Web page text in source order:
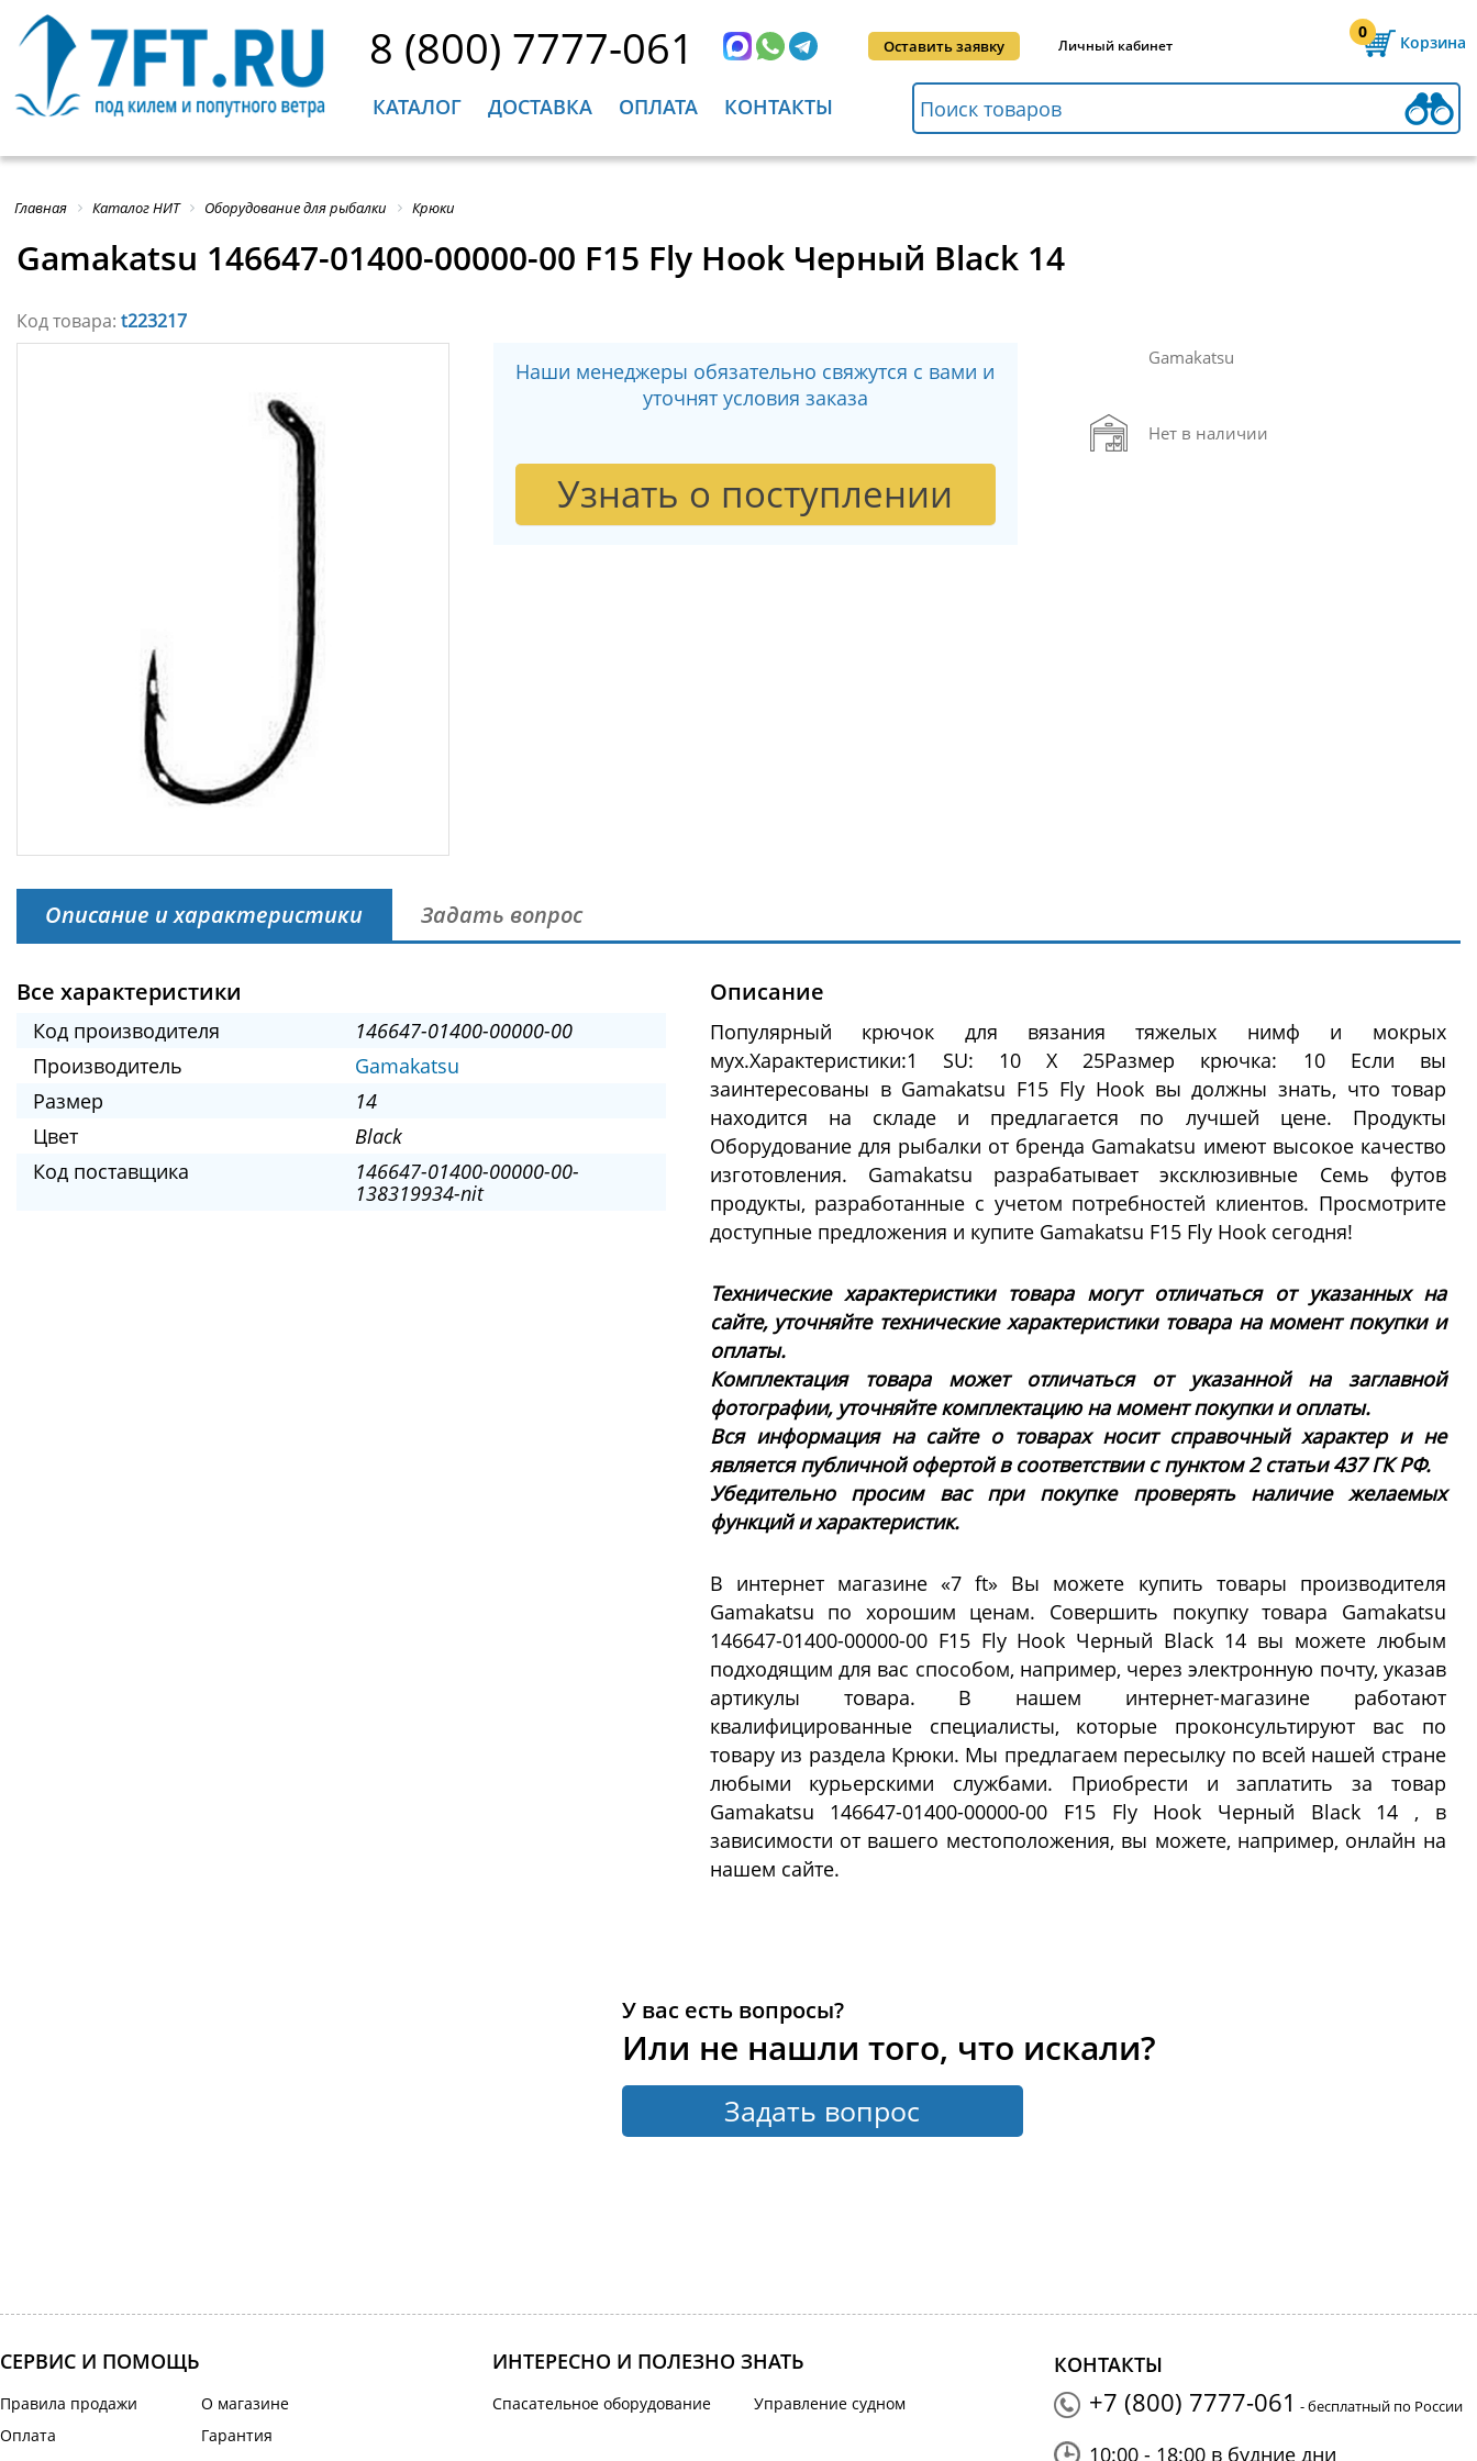
8 (800) 7777-061 Оставить заявку Личный кабинет
0
Корзина
КАТАЛОГ ДОСТАВКА ОПЛАТА КОНТАКТЫ
Главная Каталог НИТ Оборудование для рыбалки Крюки
Gamakatsu 146647-01400-00000-00 F15 Fly Hook Черный Black 14
Код товара: t223217
Наши менеджеры обязательно свяжутся с вами и
уточнят условия заказа
Узнать о поступлении
Gamakatsu
Нет в наличии
Описание и характеристики Задать вопрос
Все характеристики
Код производителя
146647-01400-00000-00
Производитель
Gamakatsu
Размер
14
Цвет
Black
Код поставщика
146647-01400-00000-00-
138319934-nit
Описание
Популярный крючок для вязания тяжелых нимф и мокрых
мух.Характеристики:1 SU: 10 X 25Размер крючка: 10 Если вы
заинтересованы в Gamakatsu F15 Fly Hook вы должны знать, что товар
находится на складе и предлагается по лучшей цене. Продукты
Оборудование для рыбалки от бренда Gamakatsu имеют высокое качество
изготовления. Gamakatsu разрабатывает эксклюзивные Семь футов
продукты, разработанные с учетом потребностей клиентов. Просмотрите
доступные предложения и купите Gamakatsu F15 Fly Hook сегодня!
Технические характеристики товара могут отличаться от указанных на
сайте, уточняйте технические характеристики товара на момент покупки и
оплаты.
Комплектация товара может отличаться от указанной на заглавной
фотографии, уточняйте комплектацию на момент покупки и оплаты.
Вся информация на сайте о товарах носит справочный характер и не
является публичной офертой в соответствии с пунктом 2 статьи 437 ГК РФ.
Убедительно просим вас при покупке проверять наличие желаемых
функций и характеристик.
В интернет магазине «7 ft» Вы можете купить товары производителя
Gamakatsu по хорошим ценам. Совершить покупку товара Gamakatsu
146647-01400-00000-00 F15 Fly Hook Черный Black 14 вы можете любым
подходящим для вас способом, например, через электронную почту, указав
артикулы товара. В нашем интернет-магазине работают
квалифицированные специалисты, которые проконсультируют вас по
товару из раздела Крюки. Мы предлагаем пересылку по всей нашей стране
любыми курьерскими службами. Приобрести и заплатить за товар
Gamakatsu 146647-01400-00000-00 F15 Fly Hook Черный Black 14 , в
зависимости от вашего местоположения, вы можете, например, онлайн на
нашем сайте.
У вас есть вопросы?
Или не нашли того, что искали?
Задать вопрос
СЕРВИС И ПОМОЩЬ
Правила продажи
Оплата
О магазине
Гарантия
ИНТЕРЕСНО И ПОЛЕЗНО ЗНАТЬ
Спасательное оборудование Управление судном
КОНТАКТЫ
+7 (800) 7777-061 - бесплатный по России
10:00 - 18:00 в будние дни